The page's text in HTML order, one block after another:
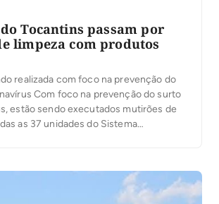
Tocantins passam por
limpeza com produtos
realizada com foco na prevenção do
Com foco na prevenção do surto
estão sendo executados mutirões de
as 37 unidades do Sistema
Governo do Estado e executadas